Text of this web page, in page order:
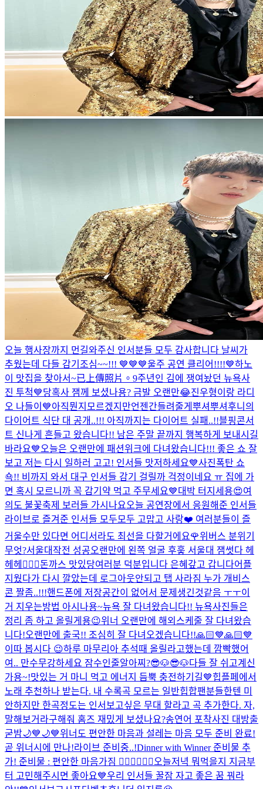
오늘 행사장까지 먼길와주신 인서분들 모두 감사합니다 날씨가
추웠는데 다들 감기조심~~!!! 💙💙💙울주 공연 클리어!!!!💙하노
이 맛집을 찾아서~已上傳照片。 9주년인 김에 쟁여놨던 뉴욕사
진 투척💙당혹사 잼께 보셨나용? 금발 오랜만😂진우형이랑 라디
오 나들이💙아직뭔지모르겠지만언젠간들려줄게 뿌셔뿌셔후니의
다이어트 식단 대 공개..!!! 아직까지는 다이어트 실패..!!블핑콘서
트 신나게 흔들고 왔습니다!! 남은 주말 끝까지 행복하게 보내시길
바라요💙 오늘은 오랜만에 패션위크에 다녀왔습니다!!! 좋은 쇼 잘
보고 저는 다시 일하러 고고! 인서들 맛저하세요💙사진폭탄 쇼
쇽!! 비까지 와서 대구 인서들 감기 걸릴까 걱정이네요 ㅠ 집에 가
면 혹시 모르니까 꼭 감기약 먹고 주무세요💙대박 터지세용😍여
의도 불꽃축제 보러들 가시나요 오늘 공연장에서 응원해준 인서들
라이브로 즐겨준 인서들 모두모두 고맙고 사랑❤️ 여러분들이 즐
거울수만 있다면 어디서라도 최선을 다할거에요🌹위버스 분위기
무엇?서울대작전 성공오랜만에 왼쪽 얼굴 후훟 서울대 잼썻다 헤
헤헤👍🏻 😭돈까스 맛있당여러분 덕분입니다 은혜갚고 갑니다어플
지웠다가 다시 깔았는데 로그아웃안되고 탭 사라짐 누가 개비스
콘 짤좀..!!!핸드폰에 저장공간이 없어서 문제생긴것같음 ㅜㅜ이
거 지우는방법 아시나용~뉴욕 잘 다녀왔습니다!! 뉴욕사진들은
정리 좀 하고 올릴게용😉위너 오랜만에 해외스케줄 잘 다녀왔습
니다!오랜만에 출국!! 조심히 잘 다녀오겠습니다!!🙏🏻💙🙏🏻💙
이따 봅시다 😉하루 마무리 아 추석때 올릴라고했는데 깜빡했어
여.. 만수무강하세요 잠수인줄알아찌?😎🐶😎🐶다들 잘 쉬고계신
가용~!맛있는 거 마니 먹고 에너지 듬뿍 충전하기길💙힙플페에서
노래 추천하나 받는다. 내 수록곡 모르는 일반힙합팬분들한텐 미
안하지만 한곡정도는 인서보고싶은 무대 할라고 곡 추가한다. 자,
말해보거라구해줘 홈즈 재밌게 보셨나요?송연어 포착사진 대방출
굳밤🌙💙🌙💙위너도 편안한 마음과 설레는 마음 모두 준비 완료!
곧 위너시에 만나!라이브 준비중..!Dinner with Winner 준비물 추
가! 준비물 : 편안한 마음가짐 👍🏻💙👍🏻🤍 오늘저녁 뭐먹을지 지금부
터 고민해주시면 좋아요💙우리 인서들 꿀잠 자고 좋은 꿈 꿔라